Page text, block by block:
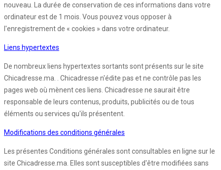
nouveau. La durée de conservation de ces informations dans votre
ordinateur est de 1 mois. Vous pouvez vous opposer à
l'enregistrement de « cookies » dans votre ordinateur.
Liens hypertextes
De nombreux liens hypertextes sortants sont présents sur le site
Chicadresse.ma. . Chicadresse n'édite pas et ne contrôle pas les
pages web où mènent ces liens. Chicadresse ne saurait être
responsable de leurs contenus, produits, publicités ou de tous
éléments ou services qu'ils présentent.
Modifications des conditions générales
Les présentes Conditions générales sont consultables en ligne sur le
site Chicadresse.ma. Elles sont susceptibles d'être modifiées sans